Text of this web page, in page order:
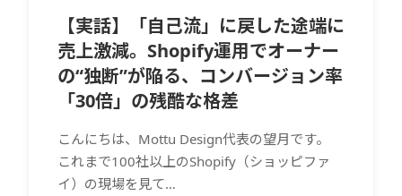
【実話】「自己流」に戻した途端に
売上激減。Shopify運用でオーナー
の“独断”が陥る、コンバージョン率
「30倍」の残酷な格差
こんにちは、Mottu Design代表の望月です。
これまで100社以上のShopify（ショッピファ
イ）の現場を見て…